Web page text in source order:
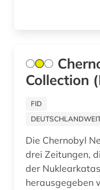
Collection
FID
Die Chernobyl
drei Zeitungen,
der
herausgegeben